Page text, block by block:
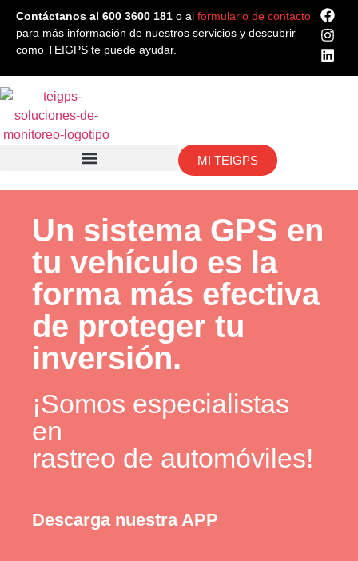
Contáctanos al 600 3600 181 o al formulario de contacto
para más información de nuestros servicios y descubrir
como TEIGPS te puede ayudar.
MI TEIGPS
Un sistema GPS en
tu vehículo es la
forma más efectiva
de proteger tu
inversión.
¡Somos especialistas
en
rastreo de automóviles!
Descarga nuestra APP